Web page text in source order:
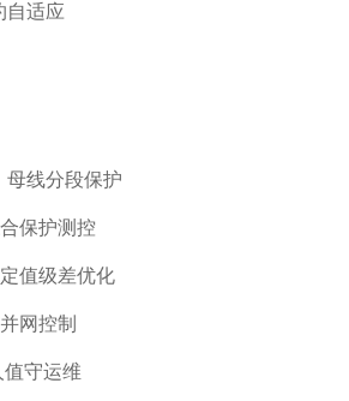
自适应
母线分段保护
保护测控
值级差优化
网控制
守运维